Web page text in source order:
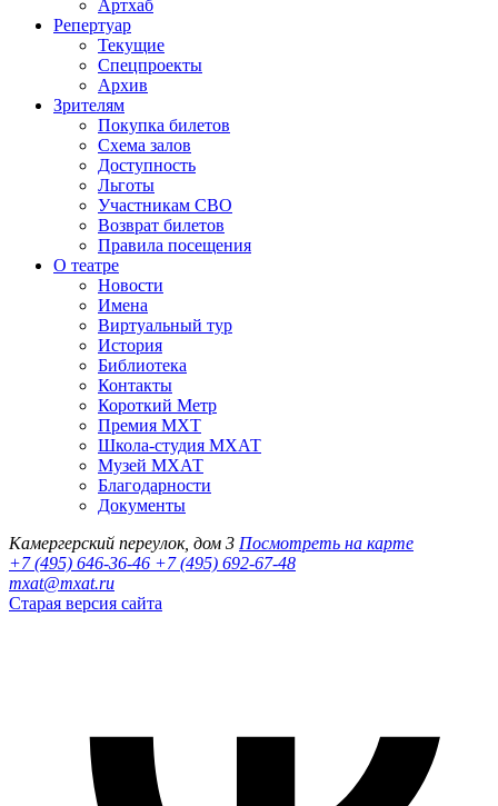
Артхаб
Репертуар
Текущие
Спецпроекты
Архив
Зрителям
Покупка билетов
Схема залов
Доступность
Льготы
Участникам СВО
Возврат билетов
Правила посещения
О театре
Новости
Имена
Виртуальный тур
История
Библиотека
Контакты
Короткий Метр
Премия МХТ
Школа-студия МХАТ
Музей МХАТ
Благодарности
Документы
Камергерский переулок, дом 3 Посмотреть на карте
+7 (495) 646-36-46 +7 (495) 692-67-48‬
mxat@mxat.ru
Старая версия сайта